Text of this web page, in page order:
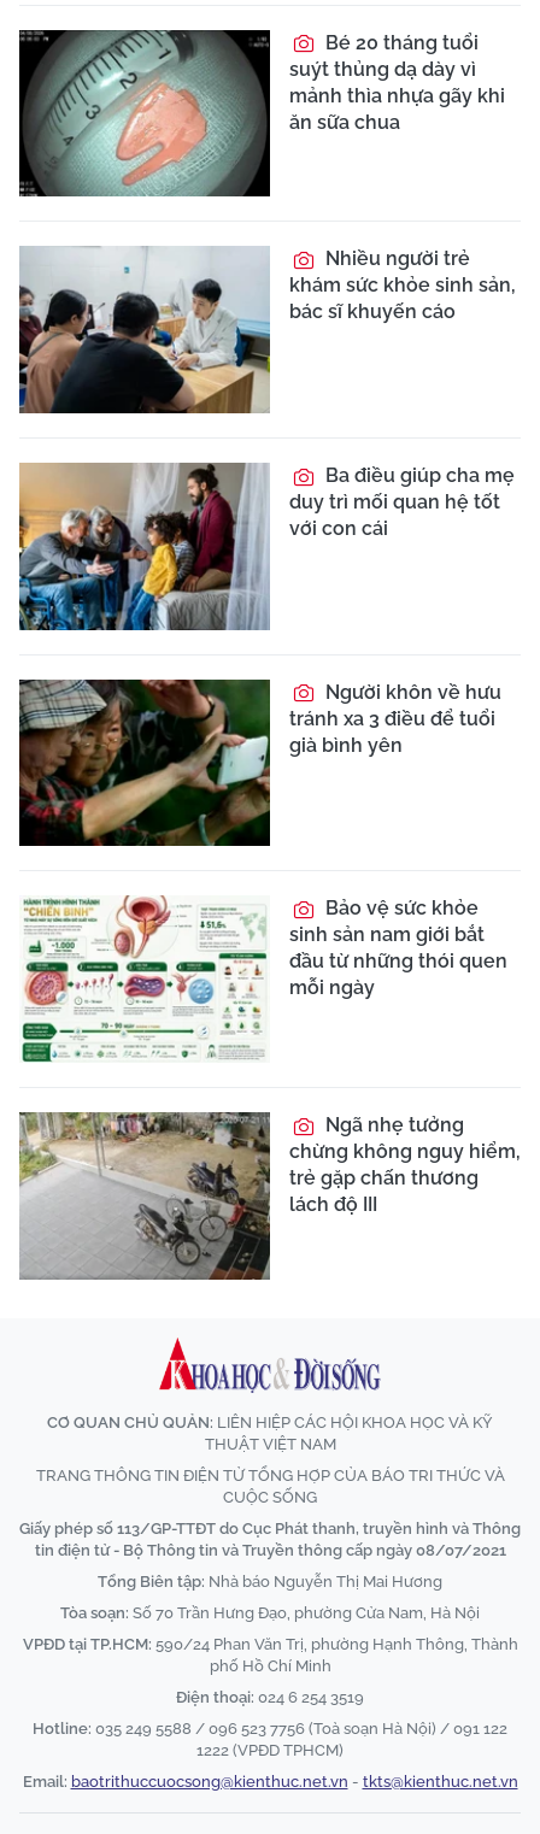
Bé 20 tháng tuổi
suýt thủng dạ dày vì
mảnh thìa nhựa gãy khi
ăn sữa chua
Nhiều người trẻ
khám sức khỏe sinh sản,
bác sĩ khuyến cáo
Ba điều giúp cha mẹ
duy trì mối quan hệ tốt
với con cái
Người khôn về hưu
tránh xa 3 điều để tuổi
già bình yên
Bảo vệ sức khỏe
sinh sản nam giới bắt
đầu từ những thói quen
mỗi ngày
Ngã nhẹ tưởng
chừng không nguy hiểm,
trẻ gặp chấn thương
lách độ III
CƠ QUAN CHỦ QUẢN: LIÊN HIỆP CÁC HỘI KHOA HỌC VÀ KỸ
THUẬT VIỆT NAM
TRANG THÔNG TIN ĐIỆN TỬ TỔNG HỢP CỦA BÁO TRI THỨC VÀ
CUỘC SỐNG
Giấy phép số 113/GP-TTĐT do Cục Phát thanh, truyền hình và Thông
tin điện tử - Bộ Thông tin và Truyền thông cấp ngày 08/07/2021
Tổng Biên tập: Nhà báo Nguyễn Thị Mai Hương
Tòa soạn: Số 70 Trần Hưng Đạo, phường Cửa Nam, Hà Nội
VPĐD tại TP.HCM: 590/24 Phan Văn Trị, phường Hạnh Thông, Thành
phố Hồ Chí Minh
Điện thoại: 024 6 254 3519
Hotline: 035 249 5588 / 096 523 7756 (Toà soạn Hà Nội) / 091 122
1222 (VPĐD TPHCM)
Email: baotrithuccuocsong@kienthuc.net.vn - tkts@kienthuc.net.vn